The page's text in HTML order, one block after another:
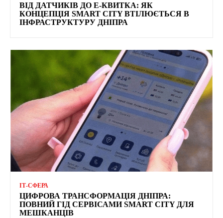
ВІД ДАТЧИКІВ ДО Е-КВИТКА: ЯК
КОНЦЕПЦІЯ SMART CITY ВТІЛЮЄТЬСЯ В
ІНФРАСТРУКТУРУ ДНІПРА
ІТ-СФЕРА
ЦИФРОВА ТРАНСФОРМАЦІЯ ДНІПРА:
ПОВНИЙ ГІД СЕРВІСАМИ SMART CITY ДЛЯ
МЕШКАНЦІВ